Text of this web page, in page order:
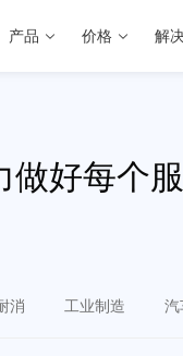
产品 价格 解
做好每个
消 工业制造 汽